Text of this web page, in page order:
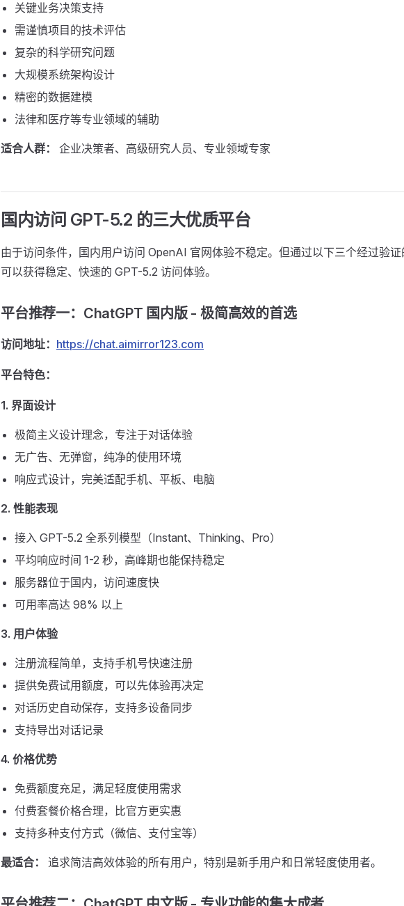
关键业务决策支持
需谨慎项目的技术评估
复杂的科学研究问题
大规模系统架构设计
精密的数据建模
法律和医疗等专业领域的辅助
适合人群： 企业决策者、高级研究人员、专业领域专家
国内访问 GPT-5.2 的三大优质平台 ​
由于访问条件，国内用户访问 OpenAI 官网体验不稳定。但通过以下三个经过验
可以获得稳定、快速的 GPT-5.2 访问体验。
平台推荐一：ChatGPT 国内版 - 极简高效的首选 ​
访问地址： https://chat.aimirror123.com
平台特色：
1. 界面设计
极简主义设计理念，专注于对话体验
无广告、无弹窗，纯净的使用环境
响应式设计，完美适配手机、平板、电脑
2. 性能表现
接入 GPT-5.2 全系列模型（Instant、Thinking、Pro）
平均响应时间 1-2 秒，高峰期也能保持稳定
服务器位于国内，访问速度快
可用率高达 98% 以上
3. 用户体验
注册流程简单，支持手机号快速注册
提供免费试用额度，可以先体验再决定
对话历史自动保存，支持多设备同步
支持导出对话记录
4. 价格优势
免费额度充足，满足轻度使用需求
付费套餐价格合理，比官方更实惠
支持多种支付方式（微信、支付宝等）
最适合： 追求简洁高效体验的所有用户，特别是新手用户和日常轻度使用者。